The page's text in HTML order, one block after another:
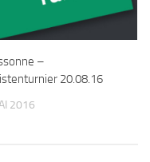
–
20.08.16
2016